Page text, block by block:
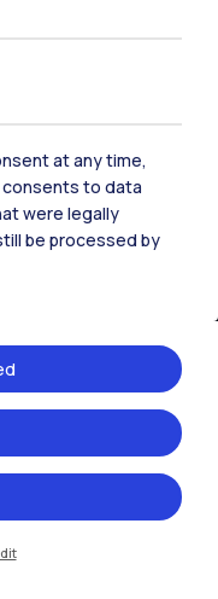
at any time,
consents to data
were legally
be processed by